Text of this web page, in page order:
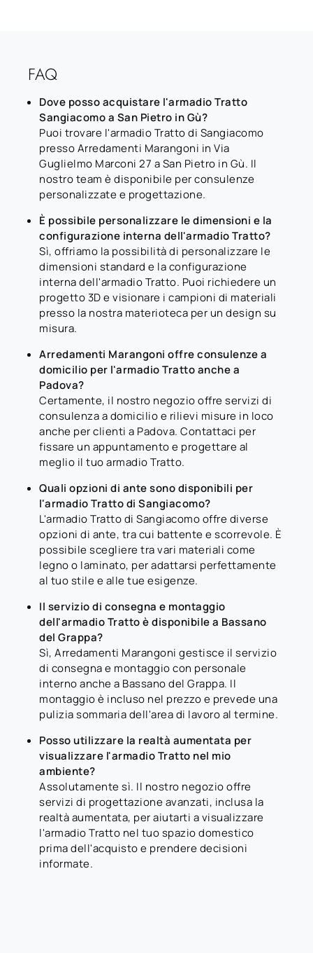
FAQ
Dove posso acquistare l'armadio Tratto
Sangiacomo a San Pietro in Gù?
Puoi trovare l'armadio Tratto di Sangiacomo
presso Arredamenti Marangoni in Via
Guglielmo Marconi 27 a San Pietro in Gù. Il
nostro team è disponibile per consulenze
personalizzate e progettazione.
È possibile personalizzare le dimensioni e la
configurazione interna dell'armadio Tratto?
Sì, offriamo la possibilità di personalizzare le
dimensioni standard e la configurazione
interna dell'armadio Tratto. Puoi richiedere un
progetto 3D e visionare i campioni di materiali
presso la nostra materioteca per un design su
misura.
Arredamenti Marangoni offre consulenze a
domicilio per l'armadio Tratto anche a
Padova?
Certamente, il nostro negozio offre servizi di
consulenza a domicilio e rilievi misure in loco
anche per clienti a Padova. Contattaci per
fissare un appuntamento e progettare al
meglio il tuo armadio Tratto.
Quali opzioni di ante sono disponibili per
l'armadio Tratto di Sangiacomo?
L'armadio Tratto di Sangiacomo offre diverse
opzioni di ante, tra cui battente e scorrevole. È
possibile scegliere tra vari materiali come
legno o laminato, per adattarsi perfettamente
al tuo stile e alle tue esigenze.
Il servizio di consegna e montaggio
dell'armadio Tratto è disponibile a Bassano
del Grappa?
Sì, Arredamenti Marangoni gestisce il servizio
di consegna e montaggio con personale
interno anche a Bassano del Grappa. Il
montaggio è incluso nel prezzo e prevede una
pulizia sommaria dell'area di lavoro al termine.
Posso utilizzare la realtà aumentata per
visualizzare l'armadio Tratto nel mio
ambiente?
Assolutamente sì. Il nostro negozio offre
servizi di progettazione avanzati, inclusa la
realtà aumentata, per aiutarti a visualizzare
l'armadio Tratto nel tuo spazio domestico
prima dell'acquisto e prendere decisioni
informate.